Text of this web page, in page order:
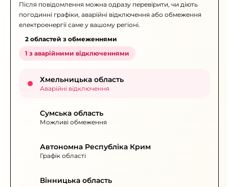
Після повідомлення можна одразу перевірити, чи діють
погодинні графіки, аварійні відключення або обмеження
електроенергії саме у вашому регіоні.
2 областей з обмеженнями
1 з аварійними відключеннями
Хмельницька область
Аварійні відключення
Сумська область
Можливі обмеження
Автономна Республіка Крим
Графік області
Вінницька область